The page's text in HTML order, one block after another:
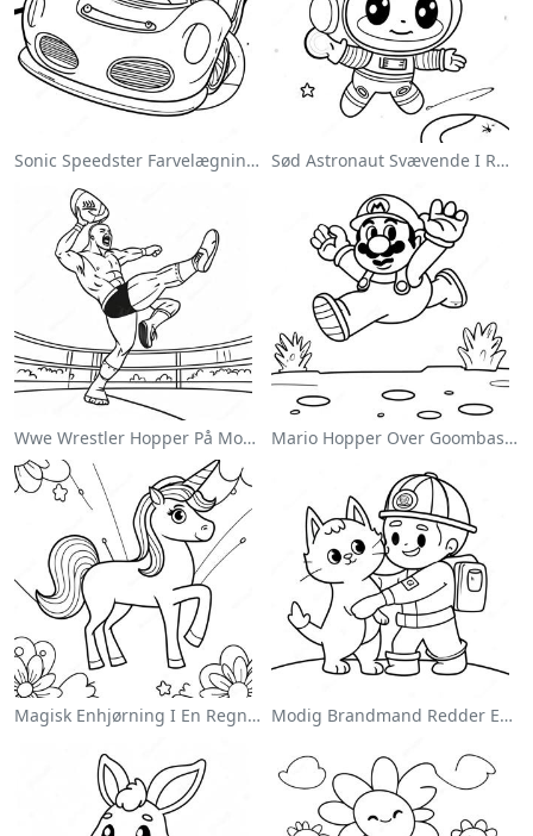
Sonic Speedster Farvelægningsside Sød Astronaut Svævende I Rummet Farvelægningsside
Wwe Wrestler Hopper På Modstander Farvelægningsside Mario Hopper Over Goombas Farvelægningsside
Magisk Enhjørning I En Regnbue Farvelægningsside Modig Brandmand Redder En Kat Farvelægningsside